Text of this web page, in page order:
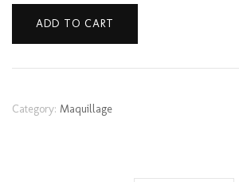
ADD TO CART
Category: Maquillage